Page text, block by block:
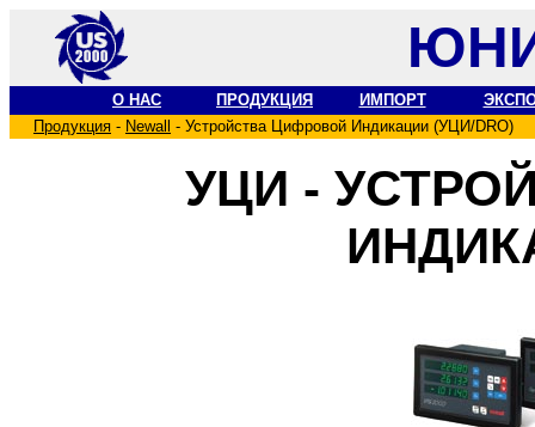
О НАС ПРОДУКЦИЯ ИМПОРТ
Продукция - Newall - Устройства Цифровой Индикации (УЦИ/DRO)
УЦИ -